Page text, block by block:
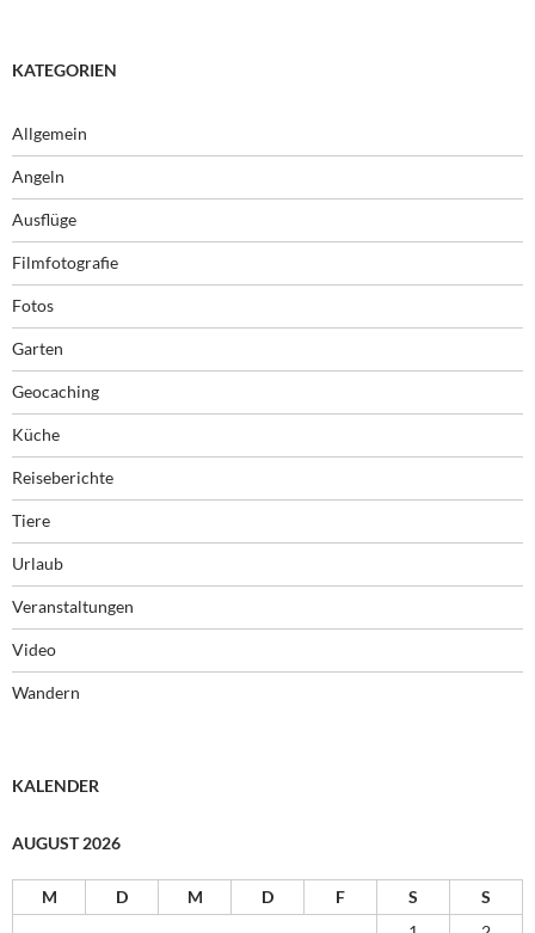
KATEGORIEN
Allgemein
Angeln
Ausflüge
Filmfotografie
Fotos
Garten
Geocaching
Küche
Reiseberichte
Tiere
Urlaub
Veranstaltungen
Video
Wandern
KALENDER
AUGUST 2026
M D M D F S
S